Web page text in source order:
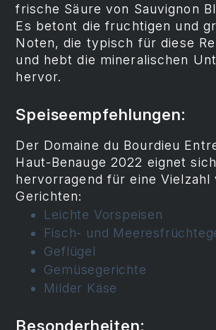
frische Säure von Sauvignon
Es betont die fruchtigen und
Noten, die typisch für diese
und hebt die mineralischen
hervor.
Speiseempfehlungen:
Der Domaine du Bourdieu
Haut-Benauge 2022 eignet sich
hervorragend für eine Vielzahl
Gerichten:
Leichte Vorspeisen
Fisch- und
Geflügel
Gemüsegerichte
Milder Käse
Besonderheiten: